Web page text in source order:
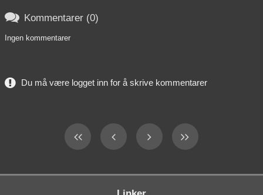
 Kommentarer (0)
Ingen kommentarer
Du må være logget inn for å skrive kommentarer